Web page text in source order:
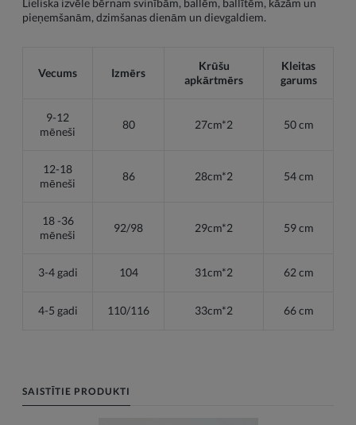
pieņemšanām, dzimšanas dienām un dievgaldiem.
Vecums Izmērs
Krūšu
apkārtmērs
Kleitas
garums
9-12
mēneši
80 27cm*2 50 cm
12-18
mēneši
86 28cm*2 54 cm
18 -36
mēneši
92/98 29cm*2 59 cm
3-4 gadi 104 31cm*2 62 cm
4-5 gadi 110/116 33cm*2 66 cm
SAISTĪTIE PRODUKTI